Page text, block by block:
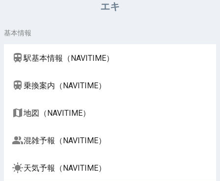
エキ
基本情報
駅基本情報（NAVITIME）
乗換案内（NAVITIME）
地図（NAVITIME）
混雑予報（NAVITIME）
天気予報（NAVITIME）